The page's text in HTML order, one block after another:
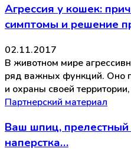
Агрессия у кошек:
симптомы и решение
02.11.2017
В животном мире
ряд важных функций. Оно
и охраны своей
Партнерский материал
Ваш шпиц,
наперстка…